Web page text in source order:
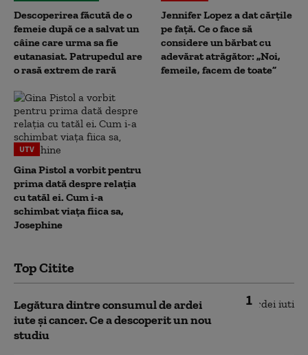
Descoperirea făcută de o
femeie după ce a salvat un
câine care urma sa fie
eutanasiat. Patrupedul are
o rasă extrem de rară
Jennifer Lopez a dat cărțile
pe față. Ce o face să
considere un bărbat cu
adevărat atrăgător: „Noi,
femeile, facem de toate”
UTV
Gina Pistol a vorbit pentru
prima dată despre relația
cu tatăl ei. Cum i-a
schimbat viața fiica sa,
Josephine
Top Citite
1
Legătura dintre consumul de ardei
iute și cancer. Ce a descoperit un nou
studiu